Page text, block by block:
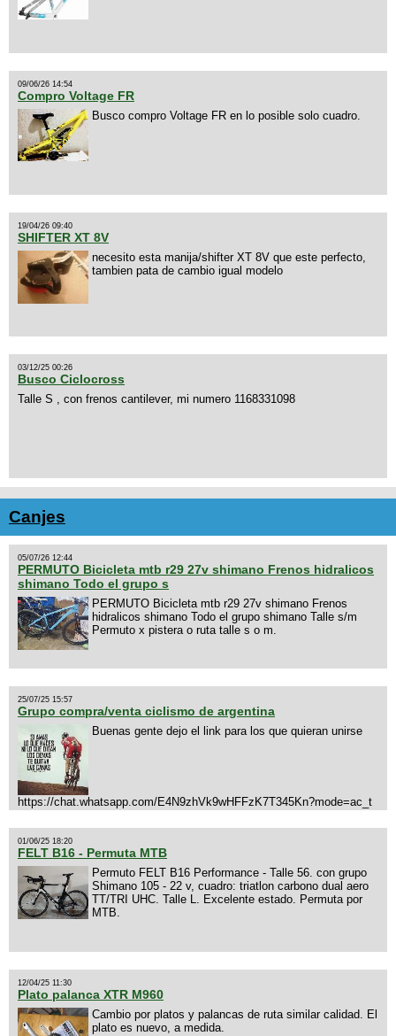
09/06/26 14:54
Compro Voltage FR
Busco compro Voltage FR en lo posible solo cuadro.
19/04/26 09:40
SHIFTER XT 8V
necesito esta manija/shifter XT 8V que este perfecto,
tambien pata de cambio igual modelo
03/12/25 00:26
Busco Ciclocross
Talle S , con frenos cantilever, mi numero 1168331098
Canjes
05/07/26 12:44
PERMUTO Bicicleta mtb r29 27v shimano Frenos hidralicos
shimano Todo el grupo s
PERMUTO Bicicleta mtb r29 27v shimano Frenos
hidralicos shimano Todo el grupo shimano Talle s/m
Permuto x pistera o ruta talle s o m.
25/07/25 15:57
Grupo compra/venta ciclismo de argentina
Buenas gente dejo el link para los que quieran unirse
https://chat.whatsapp.com/E4N9zhVk9wHFFzK7T345Kn?mode=ac_t
01/06/25 18:20
FELT B16 - Permuta MTB
Permuto FELT B16 Performance - Talle 56. con grupo
Shimano 105 - 22 v, cuadro: triatlon carbono dual aero
TT/TRI UHC. Talle L. Excelente estado. Permuta por
MTB.
12/04/25 11:30
Plato palanca XTR M960
Cambio por platos y palancas de ruta similar calidad. El
plato es nuevo, a medida.